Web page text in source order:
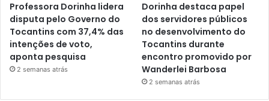
Professora Dorinha lidera
disputa pelo Governo do
Tocantins com 37,4% das
intenções de voto,
aponta pesquisa
2 semanas atrás
Dorinha destaca papel
dos servidores públicos
no desenvolvimento do
Tocantins durante
encontro promovido por
Wanderlei Barbosa
2 semanas atrás